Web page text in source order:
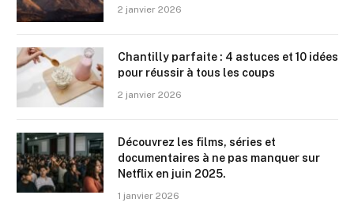
2 janvier 2026
Chantilly parfaite : 4 astuces et 10 idées
pour réussir à tous les coups
2 janvier 2026
Découvrez les films, séries et
documentaires à ne pas manquer sur
Netflix en juin 2025.
1 janvier 2026